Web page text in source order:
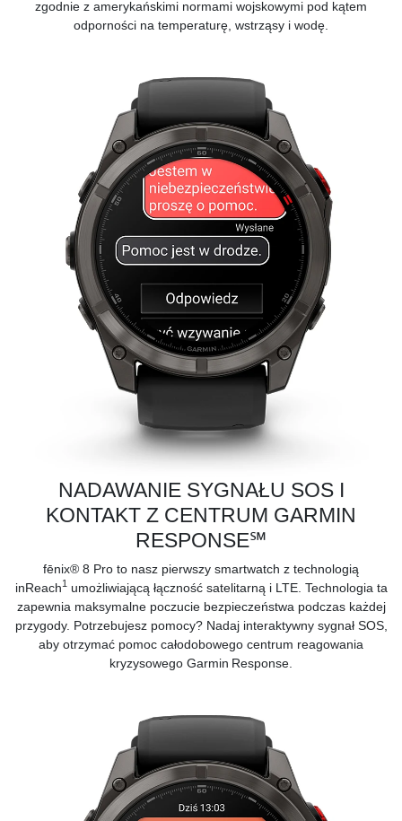
zgodnie z amerykańskimi normami wojskowymi pod kątem
odporności na temperaturę, wstrząsy i wodę.
NADAWANIE SYGNAŁU SOS I
KONTAKT Z CENTRUM GARMIN
RESPONSE℠
fēnix® 8 Pro to nasz pierwszy smartwatch z technologią
inReach1
umożliwiającą łączność satelitarną i LTE. Technologia ta
zapewnia maksymalne poczucie bezpieczeństwa podczas każdej
przygody. Potrzebujesz pomocy? Nadaj interaktywny sygnał SOS,
aby otrzymać pomoc całodobowego centrum reagowania
kryzysowego Garmin Response.